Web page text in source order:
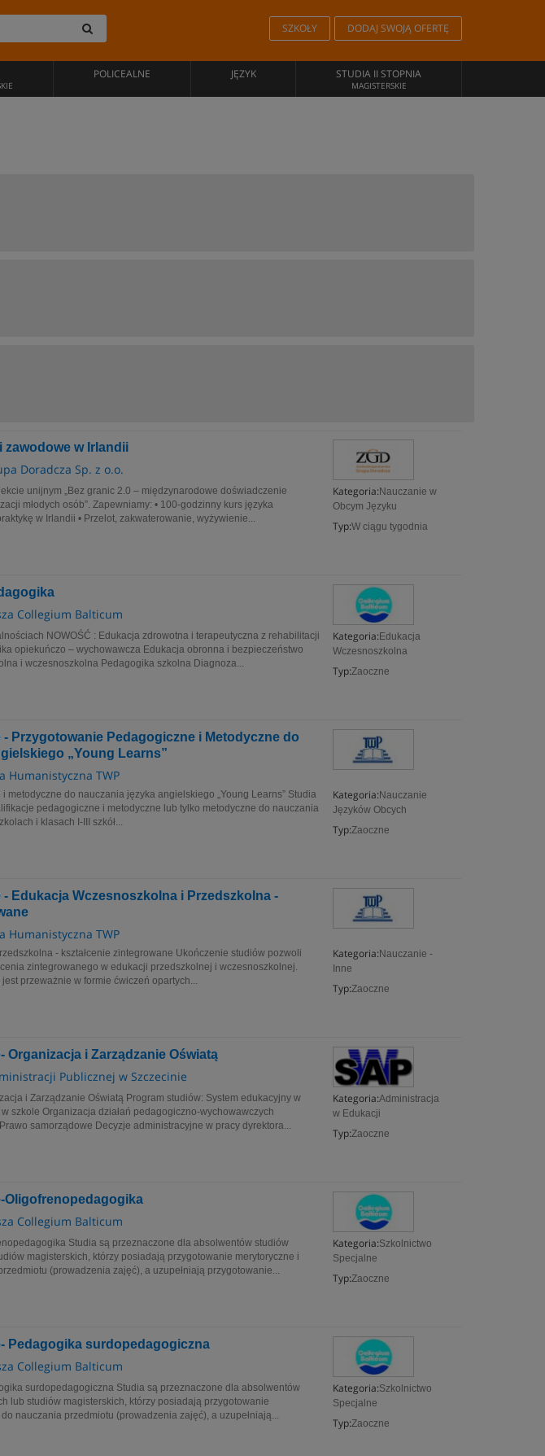
SZKOŁY DODAJ SWOJĄ OFERTĘ
POLICEALNE JĘZYK STUDIA II STOPNIA
MAGISTERSKIE
zawodowe w Irlandii
Doradcza Sp. z o.o.
Kategoria: Nauczanie w
Obcym Języku
Typ:W ciągu tygodnia
unijnym „Bez granic 2.0 – międzynarodowe doświadczenie
młodych osób”. Zapewniamy: • 100-godzinny kurs języka
w Irlandii • Przelot, zakwaterowanie, wyżywienie...
Collegium Balticum
Kategoria: Edukacja
Wczesnoszkolna
Typ:Zaoczne
NOWOŚĆ : Edukacja zdrowotna i terapeutyczna z rehabilitacji
opiekuńczo – wychowawcza Edukacja obronna i bezpieczeństwo
i wczesnoszkolna Pedagogika szkolna Diagnoza...
Przygotowanie Pedagogiczne i Metodyczne do
„Young Learns”
Humanistyczna TWP
Kategoria: Nauczanie
Języków Obcych
Typ:Zaoczne
metodyczne do nauczania języka angielskiego „Young Learns” Studia
pedagogiczne i metodyczne lub tylko metodyczne do nauczania
i klasach I-III szkół...
Edukacja Wczesnoszkolna i Przedszkolna -
Humanistyczna TWP
Kategoria: Nauczanie -
Inne
Typ:Zaoczne
- kształcenie zintegrowane Ukończenie studiów pozwoli
zintegrowanego w edukacji przedszkolnej i wczesnoszkolnej.
przeważnie w formie ćwiczeń opartych...
Organizacja i Zarządzanie Oświatą
Publicznej w Szczecinie
Kategoria:Administracja
w Edukacji
Typ:Zaoczne
i Zarządzanie Oświatą Program studiów: System edukacyjny w
szkole Organizacja działań pedagogiczno-wychowawczych
samorządowe Decyzje administracyjne w pracy dyrektora...
Oligofrenopedagogika
Collegium Balticum
Kategoria:Szkolnictwo
Specjalne
Typ:Zaoczne
Studia są przeznaczone dla absolwentów studiów
magisterskich, którzy posiadają przygotowanie merytoryczne i
(prowadzenia zajęć), a uzupełniają przygotowanie...
Pedagogika surdopedagogiczna
Collegium Balticum
Kategoria:Szkolnictwo
Specjalne
Typ:Zaoczne
surdopedagogiczna Studia są przeznaczone dla absolwentów
lub studiów magisterskich, którzy posiadają przygotowanie
nauczania przedmiotu (prowadzenia zajęć), a uzupełniają...